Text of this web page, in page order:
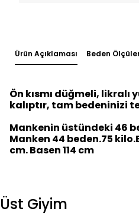
Ürün Açıklaması Beden
Ön kısmı düğmeli, likralı
kalıptır, tam bedeninizi
Mankenin üstündeki 46
Manken 44 beden.75
cm. Basen 114 cm
Üst Giyim